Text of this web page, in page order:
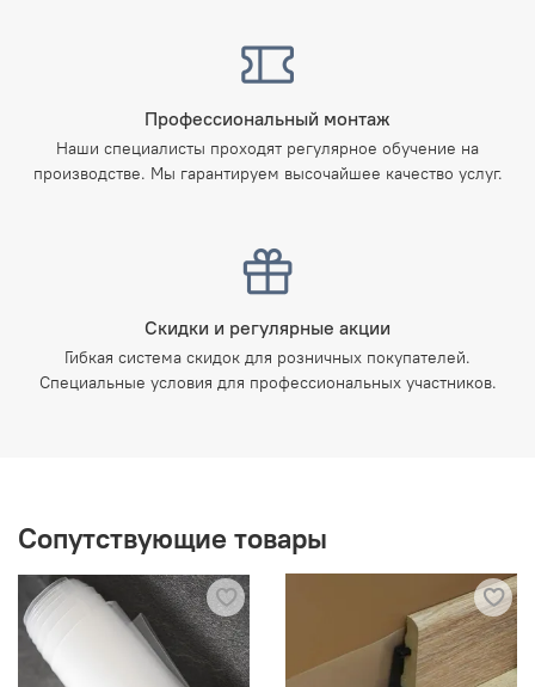
Профессиональный монтаж
Наши специалисты проходят регулярное обучение на
производстве. Мы гарантируем высочайшее качество услуг.
Скидки и регулярные акции
Гибкая система скидок для розничных покупателей.
Специальные условия для профессиональных участников.
Сопутствующие товары